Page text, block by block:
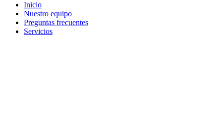
Inicio
Nuestro equipo
Preguntas frecuentes
Servicios